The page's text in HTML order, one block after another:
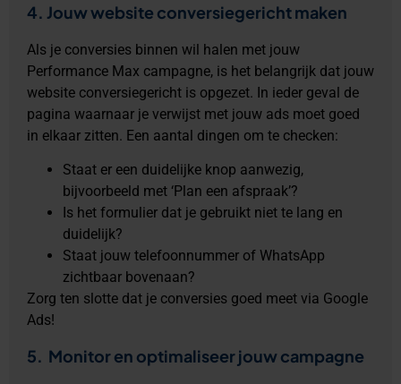
4. Jouw website conversiegericht maken
Als je conversies binnen wil halen met jouw
Performance Max campagne, is het belangrijk dat jouw
website conversiegericht is opgezet. In ieder geval de
pagina waarnaar je verwijst met jouw ads moet goed
in elkaar zitten. Een aantal dingen om te checken:
Staat er een duidelijke knop aanwezig,
bijvoorbeeld met ‘Plan een afspraak’?
Is het formulier dat je gebruikt niet te lang en
duidelijk?
Staat jouw telefoonnummer of WhatsApp
zichtbaar bovenaan?
Zorg ten slotte dat je conversies goed meet via Google
Ads!
5. Monitor en optimaliseer jouw campagne